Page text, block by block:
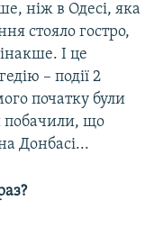
ніж в Одесі, яка
стояло гостро,
І це
– події 2
початку були
побачили, що
Донбасі...